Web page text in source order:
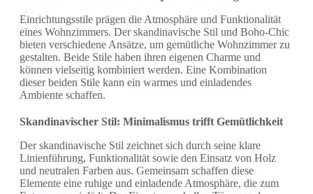
Einrichtungsstile prägen die Atmosphäre und Funktionalität
eines Wohnzimmers. Der skandinavische Stil und Boho-Chic
bieten verschiedene Ansätze, um gemütliche Wohnzimmer zu
gestalten. Beide Stile haben ihren eigenen Charme und
können vielseitig kombiniert werden. Eine Kombination
dieser beiden Stile kann ein warmes und einladendes
Ambiente schaffen.
Skandinavischer Stil: Minimalismus trifft Gemütlichkeit
Der skandinavische Stil zeichnet sich durch seine klare
Linienführung, Funktionalität sowie den Einsatz von Holz
und neutralen Farben aus. Gemeinsam schaffen diese
Elemente eine ruhige und einladende Atmosphäre, die zum